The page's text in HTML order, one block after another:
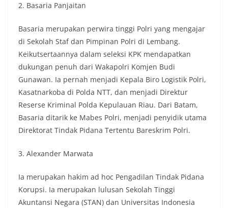
2. Basaria Panjaitan
Basaria merupakan perwira tinggi Polri yang mengajar
di Sekolah Staf dan Pimpinan Polri di Lembang.
Keikutsertaannya dalam seleksi KPK mendapatkan
dukungan penuh dari Wakapolri Komjen Budi
Gunawan. Ia pernah menjadi Kepala Biro Logistik Polri,
Kasatnarkoba di Polda NTT, dan menjadi Direktur
Reserse Kriminal Polda Kepulauan Riau. Dari Batam,
Basaria ditarik ke Mabes Polri, menjadi penyidik utama
Direktorat Tindak Pidana Tertentu Bareskrim Polri.
3. Alexander Marwata
Ia merupakan hakim ad hoc Pengadilan Tindak Pidana
Korupsi. Ia merupakan lulusan Sekolah Tinggi
Akuntansi Negara (STAN) dan Universitas Indonesia